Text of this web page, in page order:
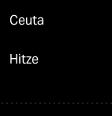
Ceuta
Hitze